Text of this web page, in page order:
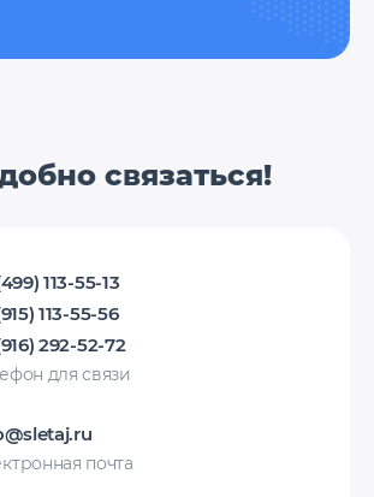
связаться!
113-55-13
113-55-56
292-52-72
для связи
почта